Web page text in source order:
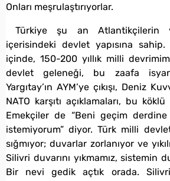
Onları meşrulaştırıyorlar.
Türkiye şu an Atlantikçilerin
içerisindeki devlet yapısına
içinde, 150-200 yıllık milli
devlet geleneği, bu zaafa
Yargıtay’ın AYM’ye çıkışı, Deniz
NATO karşıtı açıklamaları, bu
Emekçiler de “Beni geçim
istemiyorum” diyor. Türk milli
sığmıyor; duvarlar zorlanıyor ve
Silivri duvarını yıkmamız, sistemin
Bir nevi gedik açtık orada. Silivri